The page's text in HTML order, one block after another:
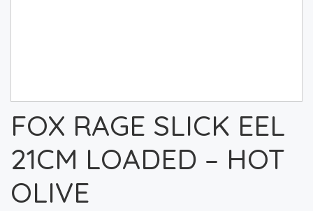
FOX RAGE SLICK EEL
21CM LOADED – HOT
OLIVE